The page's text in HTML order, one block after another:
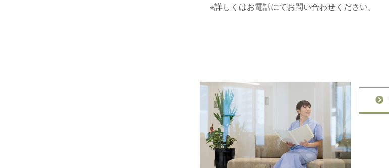
※詳しくはお電話にてお問い合わせください。